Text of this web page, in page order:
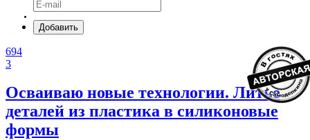
Добавить
694
3
Осваиваю новые технологии. Литье
деталей из пластика в силиконовые
формы